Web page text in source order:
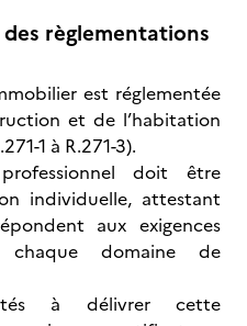
règlementations
est réglementée
et de l’habitation
1 à R.271-3).
doit être
individuelle, attestant
aux exigences
chaque domaine de
à délivrer cette